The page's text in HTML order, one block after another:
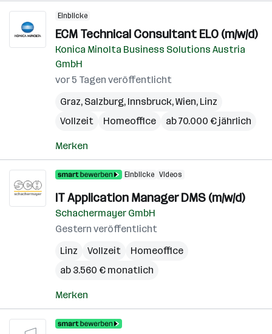
Einblicke
ECM Technical Consultant ELO (m/w/d)
Konica Minolta Business Solutions Austria
GmbH
vor 5 Tagen veröffentlicht
Graz, Salzburg, Innsbruck,Wien, Linz
Vollzeit
Homeoffice ab 70.000 € jährlich
Merken
Einblicke Videos
IT Application Manager DMS (m/w/d)
Schachermayer GmbH
Gestern veröffentlicht
Linz
Vollzeit
Homeoffice
ab 3.560 € monatlich
Merken